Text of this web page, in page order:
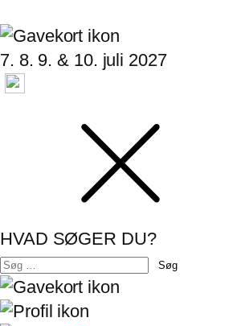
7. 8. 9. & 10. juli 2027
HVAD SØGER DU?
Søg
efter: